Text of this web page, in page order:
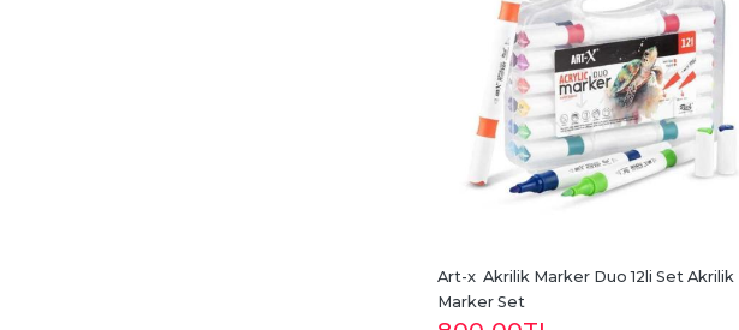
Art-x  Akrilik Marker Duo 12li Set Akrilik
Marker Set